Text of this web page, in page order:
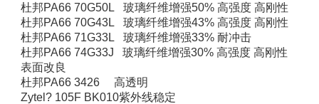
杜邦PA66 70G50L 玻璃纤维增强50% 高强度 高刚性
杜邦PA66 70G43L 玻璃纤维增强43% 高强度 高刚性
杜邦PA66 71G33L 玻璃纤维增强33% 耐冲击
杜邦PA66 74G33J 玻璃纤维增强30% 高强度 高刚性
表面改良
杜邦PA66 3426 高透明
Zytel? 105F BK010紫外线稳定